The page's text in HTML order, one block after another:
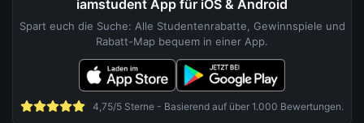
iamstudent App für iOS & Android
Spart euch die Suche: Alle Studentenrabatte, Gewinnspiele und
Rabatt-Map bequem in einer App.
4,75/5 Sterne - Basierend auf über 1.000 Bewertungen.